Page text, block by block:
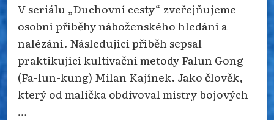
V seriálu „Duchovní cesty“ zveřejňujeme
osobní příběhy náboženského hledání a
nalézání. Následující příběh sepsal
praktikující kultivační metody Falun Gong
(Fa-lun-kung) Milan Kajínek. Jako člověk,
který od malička obdivoval mistry bojových
…